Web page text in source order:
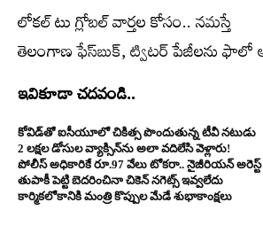
లోక‌ల్ టు గ్లోబ‌ల్ వార్త‌ల కోసం.. న‌మ‌స్తే
తెలంగాణఫేస్‌బుక్‌,ట్విట‌ర్పేజీల‌ను ఫాలో
ఇవికూడా చదవండి..
కోవిడ్‌తో ఐసీయూలో చికిత్స పొందుతున్న టీవీ నటుడు
2 ల‌క్ష‌ల డోసుల వ్యాక్సిన్‌ను అలా వ‌దిలేసి వెళ్లారు!
పోలీస్ అధికారికే రూ.97 వేలు టోక‌రా.. నైజీరియ‌న్ అరెస్ట్‌
తుపాకీ పెట్టి బెదరించినా చికెన్ నగెట్స్ ఇవ్వలేదు
కార్మికలోకానికి మంత్రి కొప్పుల మేడే శుభాకాంక్షలు